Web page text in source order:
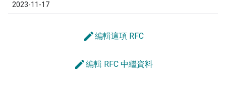
2023-11-17
edit編輯這項 RFC
edit編輯 RFC 中繼資料